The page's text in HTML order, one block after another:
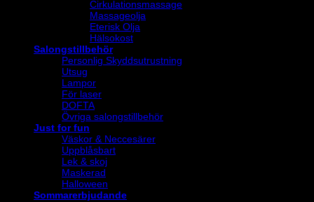
Cirkulationsmassage
Massageolja
Eterisk Olja
Hälsokost
Salongstillbehör
Personlig Skyddsutrustning
Utsug
Lampor
För laser
DOFTA
Övriga salongstillbehör
Just for fun
Väskor & Neccesärer
Uppblåsbart
Lek & skoj
Maskerad
Halloween
Sommarerbjudande